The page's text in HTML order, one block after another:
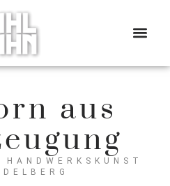
aus